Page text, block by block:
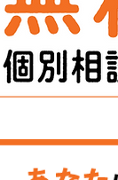
【お知らせ】